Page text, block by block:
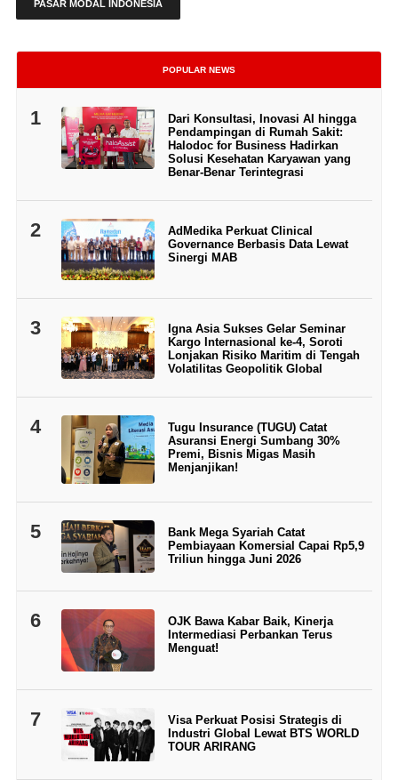
PASAR MODAL INDONESIA
POPULAR NEWS
1
Dari Konsultasi, Inovasi AI hingga
Pendampingan di Rumah Sakit:
Halodoc for Business Hadirkan
Solusi Kesehatan Karyawan yang
Benar-Benar Terintegrasi
2
AdMedika Perkuat Clinical
Governance Berbasis Data Lewat
Sinergi MAB
3
Igna Asia Sukses Gelar Seminar
Kargo Internasional ke-4, Soroti
Lonjakan Risiko Maritim di Tengah
Volatilitas Geopolitik Global
4
Tugu Insurance (TUGU) Catat
Asuransi Energi Sumbang 30%
Premi, Bisnis Migas Masih
Menjanjikan!
5
Bank Mega Syariah Catat
Pembiayaan Komersial Capai Rp5,9
Triliun hingga Juni 2026
6
OJK Bawa Kabar Baik, Kinerja
Intermediasi Perbankan Terus
Menguat!
7
Visa Perkuat Posisi Strategis di
Industri Global Lewat BTS WORLD
TOUR ARIRANG